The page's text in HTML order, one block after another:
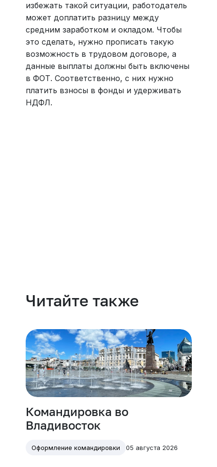
избежать такой ситуации, работодатель
может доплатить разницу между
средним заработком и окладом. Чтобы
это сделать, нужно прописать такую
возможность в трудовом договоре, а
данные выплаты должны быть включены
в ФОТ. Соответственно, с них нужно
платить взносы в фонды и удерживать
НДФЛ.
Читайте также
Командировка во
Владивосток
Оформление командировки 05 августа 2026